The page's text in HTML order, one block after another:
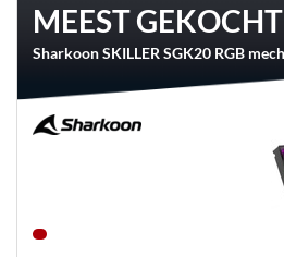
MEEST GEKOCHT